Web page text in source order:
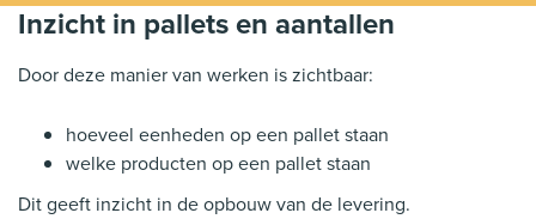
Inzicht in pallets en aantallen
Door deze manier van werken is zichtbaar:
hoeveel eenheden op een pallet staan
welke producten op een pallet staan
Dit geeft inzicht in de opbouw van de levering.